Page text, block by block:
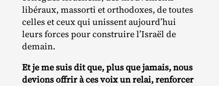
libéraux, massorti et orthodoxes, de toutes
celles et ceux qui unissent aujourd’hui
leurs forces pour construire l’Israël de
demain.
Et je me suis dit que, plus que jamais, nous
devions offrir à ces voix un relai, renforcer